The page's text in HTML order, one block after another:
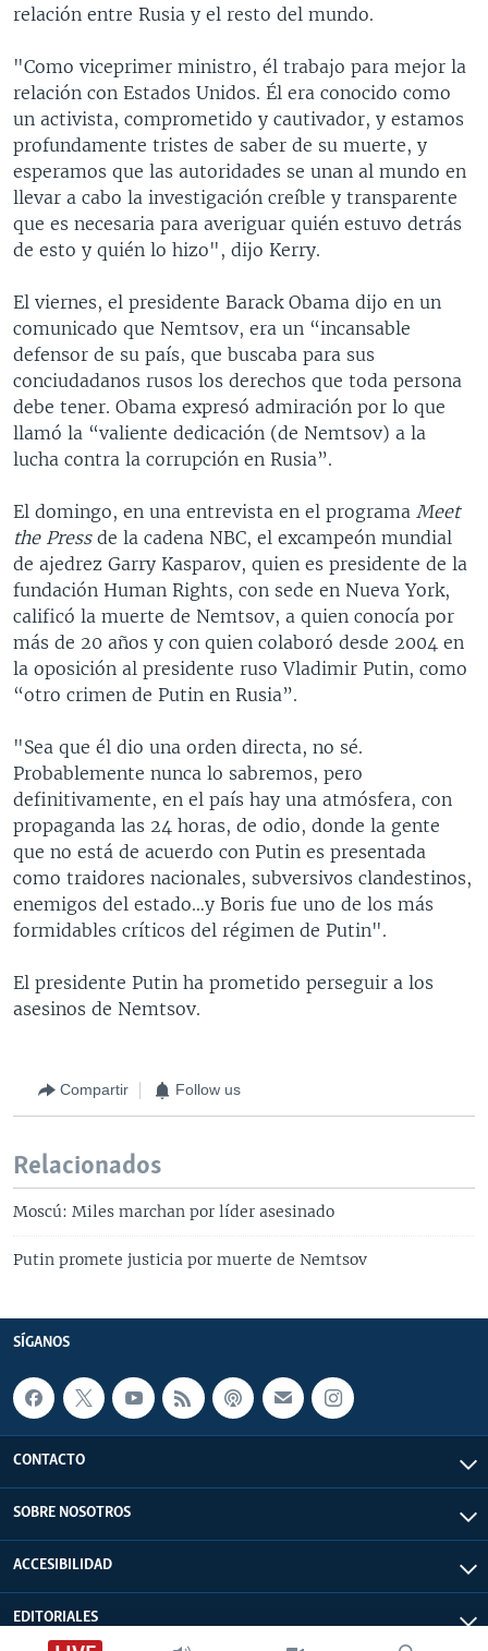
relación entre Rusia y el resto del mundo.
"Como viceprimer ministro, él trabajo para mejor la
relación con Estados Unidos. Él era conocido como
un activista, comprometido y cautivador, y estamos
profundamente tristes de saber de su muerte, y
esperamos que las autoridades se unan al mundo en
llevar a cabo la investigación creíble y transparente
que es necesaria para averiguar quién estuvo detrás
de esto y quién lo hizo", dijo Kerry.
El viernes, el presidente Barack Obama dijo en un
comunicado que Nemtsov, era un “incansable
defensor de su país, que buscaba para sus
conciudadanos rusos los derechos que toda persona
debe tener. Obama expresó admiración por lo que
llamó la “valiente dedicación (de Nemtsov) a la
lucha contra la corrupción en Rusia”.
El domingo, en una entrevista en el programa Meet
the Pressde la cadena NBC, el excampeón mundial
de ajedrez Garry Kasparov, quien es presidente de la
fundación Human Rights, con sede en Nueva York,
calificó la muerte de Nemtsov, a quien conocía por
más de 20 años y con quien colaboró desde 2004 en
la oposición al presidente ruso Vladimir Putin, como
“otro crimen de Putin en Rusia”.
"Sea que él dio una orden directa, no sé.
Probablemente nunca lo sabremos, pero
definitivamente, en el país hay una atmósfera, con
propaganda las 24 horas, de odio, donde la gente
que no está de acuerdo con Putin es presentada
como traidores nacionales, subversivos clandestinos,
enemigos del estado…y Boris fue uno de los más
formidables críticos del régimen de Putin".
El presidente Putin ha prometido perseguir a los
asesinos de Nemtsov.
Compartir Follow us
Relacionados
Moscú: Miles marchan por líder asesinado
Putin promete justicia por muerte de Nemtsov
SÍGANOS
CONTACTO
SOBRE NOSOTROS
ACCESIBILIDAD
EDITORIALES